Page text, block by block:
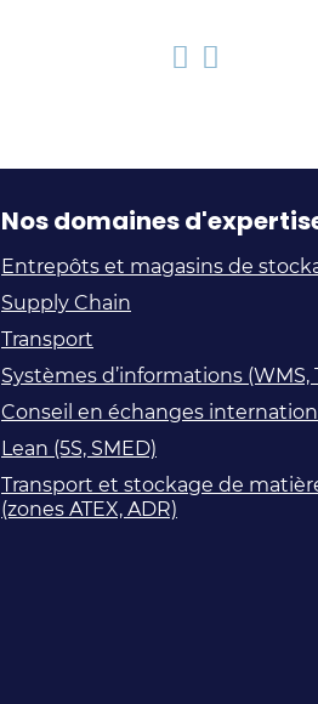
Précédent
Suivant
Nos domaines
Entrepôts et magasins de
Supply Chain
Transport
Systèmes d’informations (WMS,
Conseil en échanges
Lean (5S, SMED)
Transport et stockage de
(zones ATEX, ADR)